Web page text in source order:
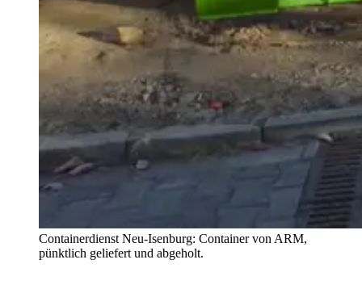
Containerdienst Neu-Isenburg: Container von ARM,
pünktlich geliefert und abgeholt.